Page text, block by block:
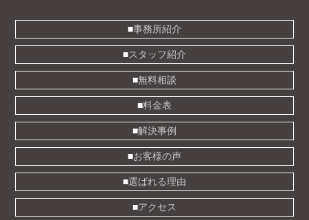
事務所紹介
スタッフ紹介
無料相談
料金表
解決事例
お客様の声
選ばれる理由
アクセス